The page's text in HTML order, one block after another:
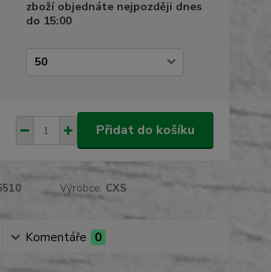
zboží objednáte nejpozději dnes
do 15:00
Přidat do košíku
Výrobce: CXS
Komentáře 0